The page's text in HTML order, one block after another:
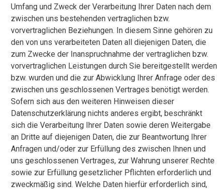
Umfang und Zweck der Verarbeitung Ihrer Daten nach dem
zwischen uns bestehenden vertraglichen bzw.
vorvertraglichen Beziehungen. In diesem Sinne gehören zu
den von uns verarbeiteten Daten all diejenigen Daten, die
zum Zwecke der Inanspruchnahme der vertraglichen bzw.
vorvertraglichen Leistungen durch Sie bereitgestellt werden
bzw. wurden und die zur Abwicklung Ihrer Anfrage oder des
zwischen uns geschlossenen Vertrages benötigt werden.
Sofern sich aus den weiteren Hinweisen dieser
Datenschutzerklärung nichts anderes ergibt, beschränkt
sich die Verarbeitung Ihrer Daten sowie deren Weitergabe
an Dritte auf diejenigen Daten, die zur Beantwortung Ihrer
Anfragen und/oder zur Erfüllung des zwischen Ihnen und
uns geschlossenen Vertrages, zur Wahrung unserer Rechte
sowie zur Erfüllung gesetzlicher Pflichten erforderlich und
zweckmäßig sind. Welche Daten hierfür erforderlich sind,